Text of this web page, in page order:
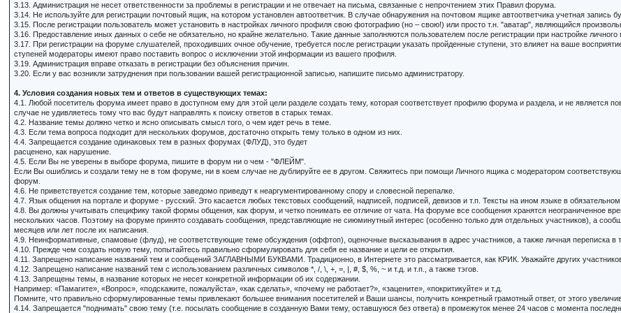
3.13. Администрация не несет ответственности за проблемы в регистрации и не отвечает на письма, связанные с непрочтением этих Правил форума.
3.14. Не используйте для регистрации почтовый ящик, на котором установлен автоответчик. В случае обнаружения на почтовом ящике автоответчика учетная запись
3.15. После регистрации пользователь может установить в настройках личного профиля свою фотографию (но – свою!) или просто т.н. "аватар", являющийся
3.16. Предоставление иных данных о себе не обязательно, но крайне желательно. Такие данные заполняются пользователем после регистрации при настройке личного
3.17. При регистрации на форуме слушателей, проходивших очное обучение, требуется после регистрации указать пройденные ступени, это влияет на ваше
ступеней модераторы имеют право поставить вопрос о исключении этой информации из вашего профиля.
3.19. Администрация вправе отказать в регистрации без объяснения причин.
3.20. Если у вас возникли затруднения при пользовании вашей регистрационной записью, напишите письмо администратору.
4. Условия создания новых тем и ответов в существующих темах:
4.1. Любой посетитель форума имеет право в доступном ему для этой цели разделе создать тему, которая соответствует профилю форума и раздела, и не является
случае не удивляетесь тому что вас будут направлять к поиску ответов в старых темах.
4.2. Название темы должно четко и ясно описывать смысл того, о чем идет речь в теме.
4.3. Если тема вопроса подходит для нескольких форумов, достаточно открыть тему только в одном из них.
4.4. Запрещается создание одинаковых тем в разных форумах (ФЛУД), это будет
расценено, как нарушение.
4.5. Если Вы не уверены в выборе форума, пишите в форум ни о чем - "ФЛЕЙМ".
Если Вы ошиблись и создали тему не в том форуме, ни в коем случае не дублируйте ее в другом. Свяжитесь при помощи Личного ящика с модератором
форум.
4.6. Не приветствуется создание тем, которые заведомо приведут к неаргументированному спору и словесной перепалке.
4.7. Язык общения на портале и форуме - русский. Это касается любых текстовых сообщений, надписей, подписей, девизов и т.п. Тексты на ином языке в
4.8. Вы должны учитывать специфику такой формы общения, как форум, и четко понимать ее отличие от чата. На форуме все сообщения хранятся неограниченное
нескольких часов. Поэтому на форуме принято создавать сообщения, представляющие не сиюминутный интерес (особенно только для отдельных участников), а
месяцев или лет после их написания.
4.9. Неинформативные, спамовые (флуд), не соответствующие теме обсуждения (оффтоп), оценочные высказывания в адрес участников, а также личная переписка в
4.10. Прежде чем создать новую тему, попытайтесь правильно сформулировать для себя ее название и цели ее открытия.
4.11. Запрещено написание названий тем и сообщений ЗАГЛАВНЫМИ БУКВАМИ. Традиционно, в Интернете это рассматривается, как КРИК. Уважайте других
4.12. Запрещено написание названий тем с использованием различных символов *, /, \, +, =, |, #, $, %, ~ и т.д. и т.п., а также тэгов.
4.13. Запрещены темы, в название которых не несет конкретной информации об их содержании.
Например: «Памагите», «Вопрос», «подскажите, пожалуйста», «как сделать», «почему не работает?», «зацените», «покритикуйте» и т.д.
Помните, что правильно сформулированные темы привлекают большее внимания посетителей и Ваши шансы, получить конкретный грамотный ответ, от этого
4.14. Запрещается "поднимать" свою тему (т.е. посылать сообщение в созданную Вами тему, оставшуюся без ответа) в промежуток менее 24 часов с момента